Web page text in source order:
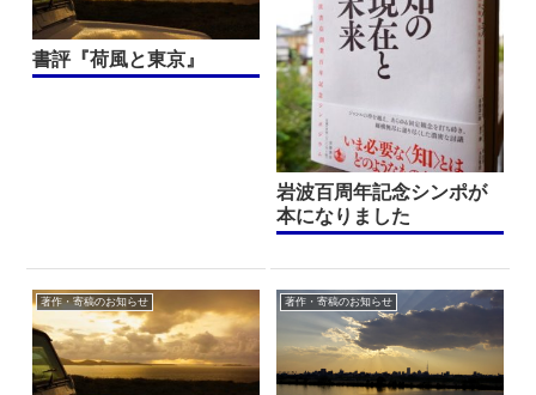
書評『荷風と東京』
岩波百周年記念シンポが
本になりました
著作・寄稿のお知らせ 著作・寄稿のお知らせ